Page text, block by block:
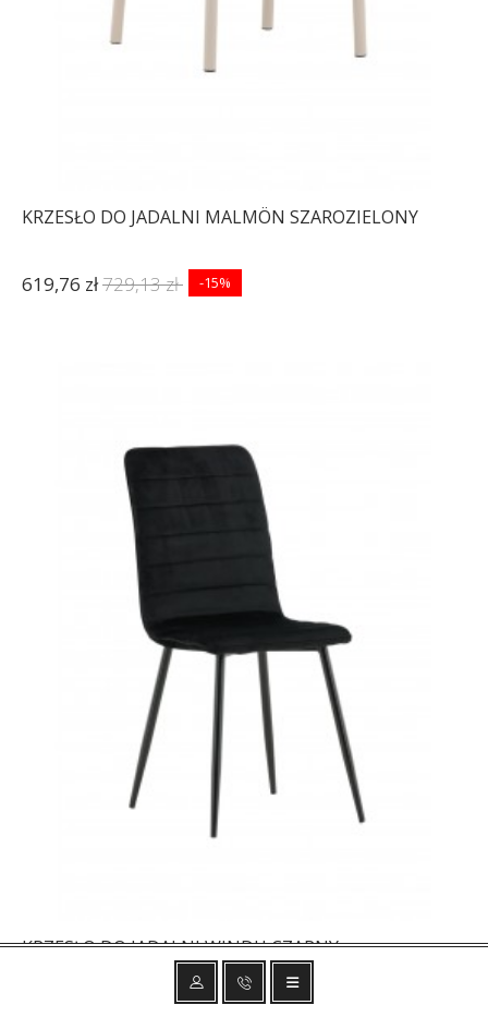
KRZESŁO DO JADALNI MALMÖN SZAROZIELONY
619,76 zł729,13 zł -15%
KRZESŁO DO JADALNI WINDU CZARNY